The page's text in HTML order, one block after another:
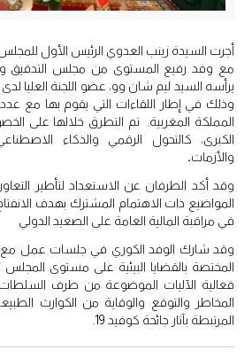
أجرت السيدة زينب العدوي الرئيس الأول
مع وفد رفيع المستوى من مجلس التدقيق
يرأسه السيد ليم شان وو، عضو اللجنة العليا
وذلك في إطار اللقاءات التي يقوم بها مع
المملكة المغربية. تم التطرق خلالها على
الكبرى، كالتحول الرقمي والذكاء
والأزمات.
وقد أكد الطرفان عن الاستعداد لتأطير
المواضيع ذات الاهتمام المشترك بهدف
في مراقبة المالية العامة على الصعيد الدولي
وقد شارك الوفد الكوري في جلسات عمل
المختصة بالقضايا البيئية على مستوى
فعالية الآليات الموضوعة من طرف
المخاطر والتوقع والوقاية من الكوارث
المرتبطة بآثار جائحة كوفيد 19.